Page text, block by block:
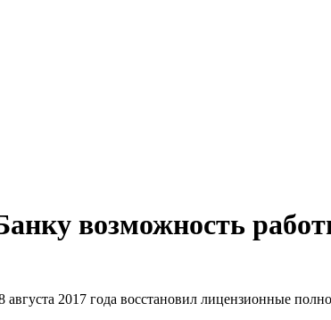
возможность
2017 года восстановил лицензионные